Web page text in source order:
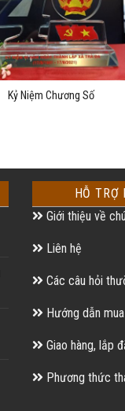
Kỷ Niệm Chương Số
HỖ TRỢ
Giới thiệu về
Liên hệ
Các câu hỏi
Hướng dẫn
Giao hàng, lắp
Phương thức